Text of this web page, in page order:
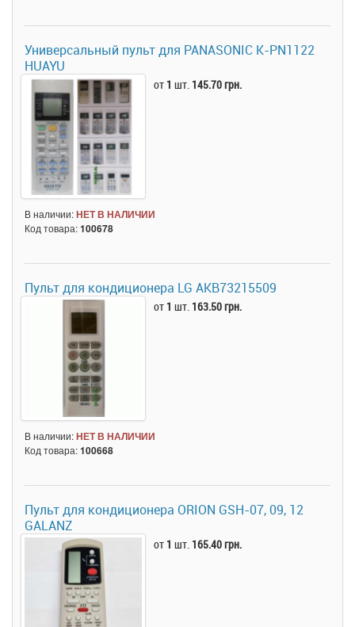
Универсальный пульт для PANASONIC K-PN1122
HUAYU
от 1 шт. 145.70 грн.
В наличии:НЕТ В НАЛИЧИИ
Код товара:100678
Пульт для кондиционера LG AKB73215509
от 1 шт. 163.50 грн.
В наличии:НЕТ В НАЛИЧИИ
Код товара:100668
Пульт для кондиционера ORION GSH-07, 09, 12
GALANZ
от 1 шт. 165.40 грн.